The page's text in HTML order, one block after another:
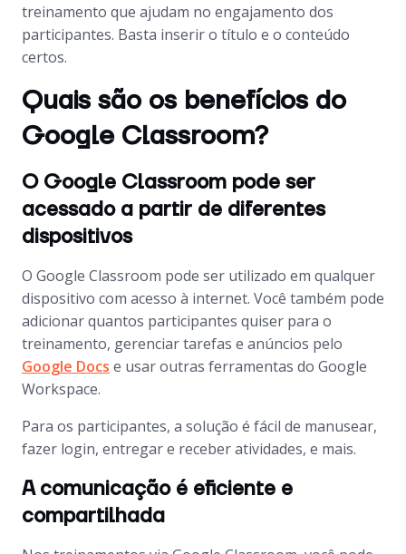
treinamento que ajudam no engajamento dos
participantes. Basta inserir o título e o conteúdo
certos.
Quais são os benefícios do
Google Classroom?
O Google Classroom pode ser
acessado a partir de diferentes
dispositivos
O Google Classroom pode ser utilizado em qualquer
dispositivo com acesso à internet. Você também pode
adicionar quantos participantes quiser para o
treinamento, gerenciar tarefas e anúncios pelo
Google Docs e usar outras ferramentas do Google
Workspace.
Para os participantes, a solução é fácil de manusear,
fazer login, entregar e receber atividades, e mais.
A comunicação é eficiente e
compartilhada